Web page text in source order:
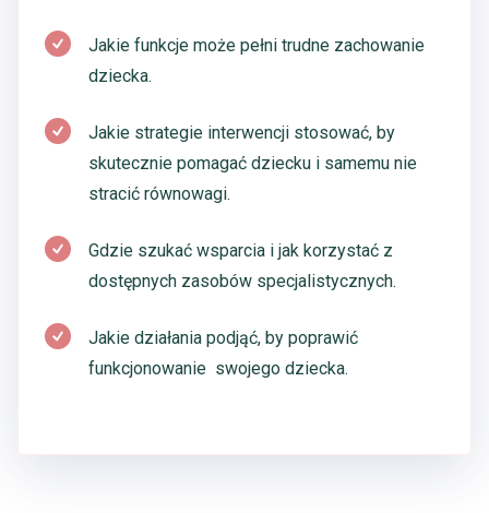
Jakie funkcje może pełni trudne zachowanie
dziecka.
Jakie strategie interwencji stosować, by
skutecznie pomagać dziecku i samemu nie
stracić równowagi.
Gdzie szukać wsparcia i jak korzystać z
dostępnych zasobów specjalistycznych.
Jakie działania podjąć, by poprawić
funkcjonowanie swojego dziecka.